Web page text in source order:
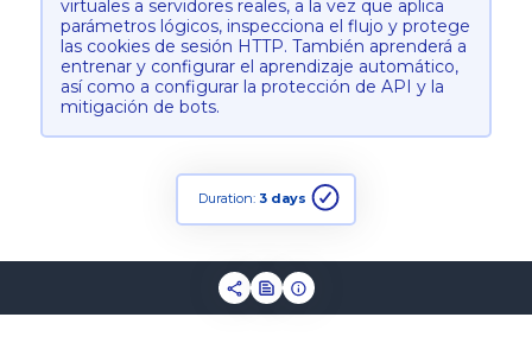
virtuales a servidores reales, a la vez que aplica
parámetros lógicos, inspecciona el flujo y protege
las cookies de sesión HTTP. También aprenderá a
entrenar y configurar el aprendizaje automático,
así como a configurar la protección de API y la
mitigación de bots.
Duration: 3 days